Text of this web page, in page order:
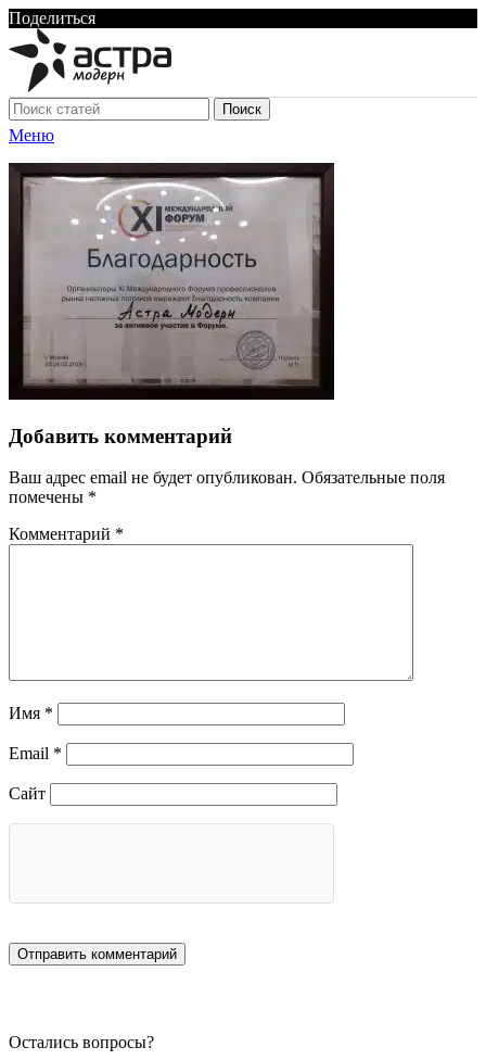
Поделиться
Поиск
Меню
Добавить комментарий
Ваш адрес email не будет опубликован. Обязательные поля
помечены *
Комментарий *
Имя *
Email *
Сайт
Остались вопросы?